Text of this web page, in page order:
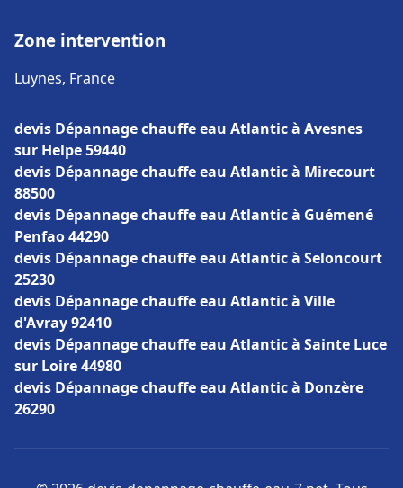
Zone intervention
Luynes, France
devis Dépannage chauffe eau Atlantic à Avesnes
sur Helpe 59440
devis Dépannage chauffe eau Atlantic à Mirecourt
88500
devis Dépannage chauffe eau Atlantic à Guémené
Penfao 44290
devis Dépannage chauffe eau Atlantic à Seloncourt
25230
devis Dépannage chauffe eau Atlantic à Ville
d'Avray 92410
devis Dépannage chauffe eau Atlantic à Sainte Luce
sur Loire 44980
devis Dépannage chauffe eau Atlantic à Donzère
26290